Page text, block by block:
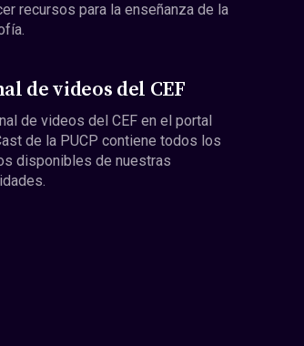
recursos para la enseñanza de la
de videos del CEF
de videos del CEF en el portal
de la PUCP contiene todos los
disponibles de nuestras